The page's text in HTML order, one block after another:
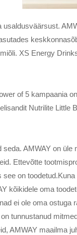
XS Energy
of 5 kampaania
Nutrilite Little
AMWAY on üle
Ettevõtte
on
kõikidele oma
ei ole oma ostuga
tunnustanud
AMWAY maailma